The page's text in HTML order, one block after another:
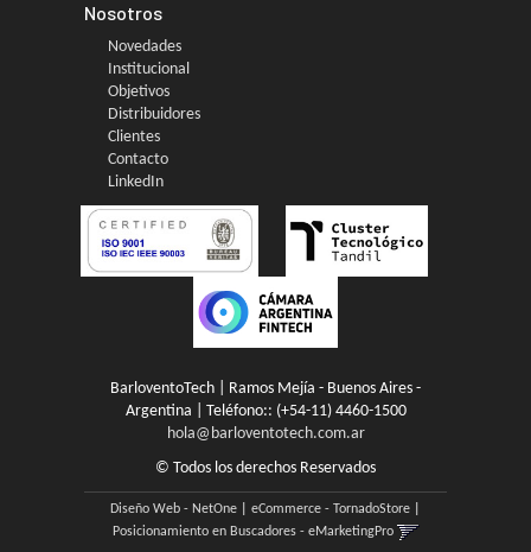
Nosotros
Novedades
Institucional
Objetivos
Distribuidores
Clientes
Contacto
LinkedIn
BarloventoTech | Ramos Mejía - Buenos Aires -
Argentina | Teléfono:: (+54-11) 4460-1500
hola@barloventotech.com.ar
© Todos los derechos Reservados
Diseño Web - NetOne eCommerce - TornadoStore
Posicionamiento en Buscadores - eMarketingPro